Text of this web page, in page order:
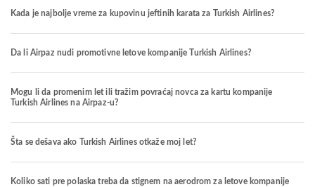
Kada je najbolje vreme za kupovinu jeftinih karata za Turkish Airlines?
Da li Airpaz nudi promotivne letove kompanije Turkish Airlines?
Mogu li da promenim let ili tražim povraćaj novca za kartu kompanije
Turkish Airlines na Airpaz-u?
Šta se dešava ako Turkish Airlines otkaže moj let?
Koliko sati pre polaska treba da stignem na aerodrom za letove kompanije